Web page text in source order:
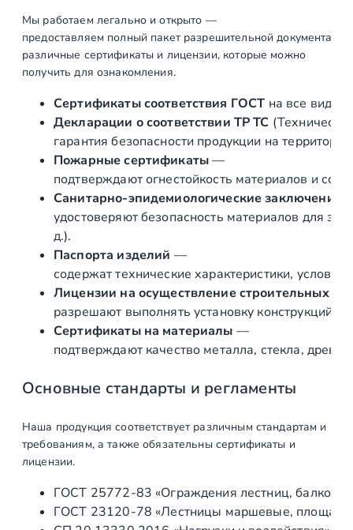
Мы работаем легально и открыто —
предоставляем полный пакет разрешительной
различные сертификаты и лицензии, которые можно
получить для ознакомления.
Сертификаты соответствия ГОСТ на все виды
Декларации о соответствии ТР ТС
гарантия безопасности продукции на
Пожарные сертификаты—
подтверждают огнестойкость материалов и
Санитарно‑эпидемиологические заключения
удостоверяют безопасность материалов для
д.).
Паспорта изделий —
содержат технические характеристики,
Лицензии на осуществление строительных и
разрешают выполнять установку конструкций
Сертификаты на материалы —
подтверждают качество металла, стекла,
Основные стандарты и регламенты
Наша продукция соответствует различным стандартам и
требованиям, а также обязательны сертификаты и
лицензии.
ГОСТ 25772‑83 «Ограждения лестниц,
ГОСТ 23120‑78 «Лестницы маршевые,